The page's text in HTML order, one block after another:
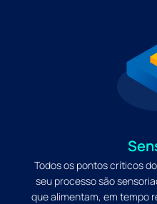
Todos os pontos críticos
seu processo são
que alimentam, em tempo